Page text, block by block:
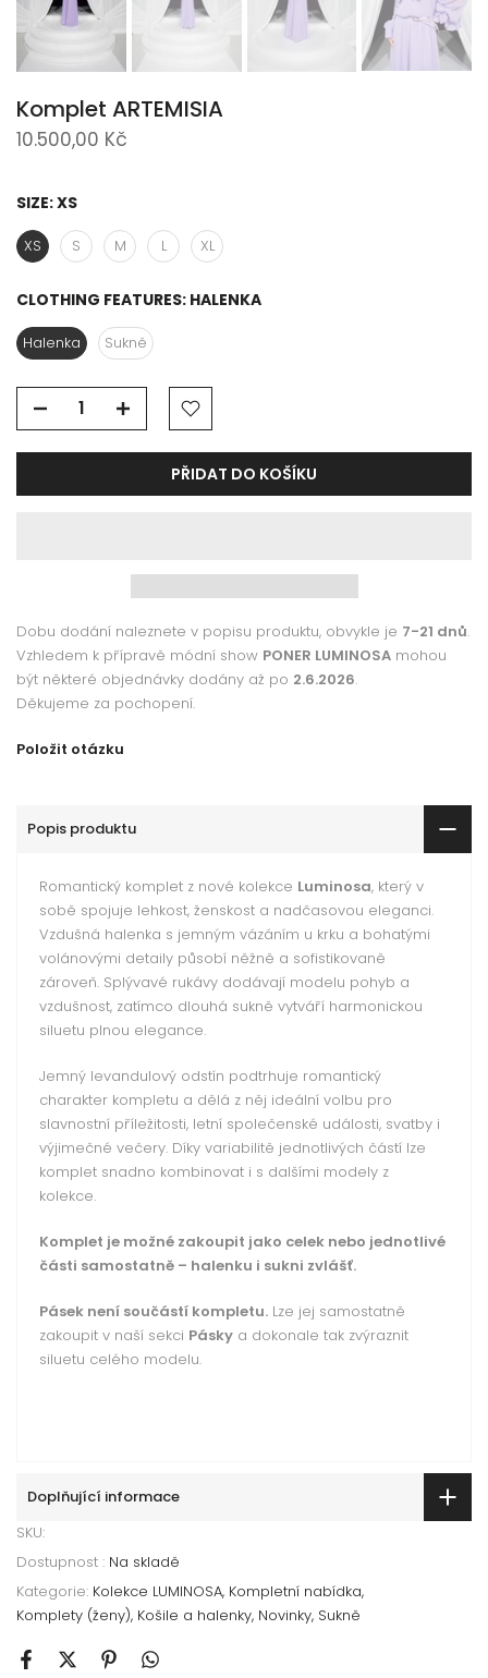
Komplet ARTEMISIA
10.500,00 Kč
SIZE:XS
XS S M L XL
CLOTHING FEATURES: HALENKA
Halenka Sukně
PŘIDAT DO KOŠÍKU
Dobu dodání naleznete v popisu produktu, obvykle je 7-21 dnů.
Vzhledem k přípravě módní show PONER LUMINOSA mohou
být některé objednávky dodány až po 2.6.2026.
Děkujeme za pochopení.
Položit otázku
Popis produktu
Romantický komplet z nové kolekce Luminosa, který v
sobě spojuje lehkost, ženskost a nadčasovou eleganci.
Vzdušná halenka s jemným vázáním u krku a bohatými
volánovými detaily působí něžně a sofistikovaně
zároveň. Splývavé rukávy dodávají modelu pohyb a
vzdušnost, zatímco dlouhá sukně vytváří harmonickou
siluetu plnou elegance.
Jemný levandulový odstín podtrhuje romantický
charakter kompletu a dělá z něj ideální volbu pro
slavnostní příležitosti, letní společenské události, svatby i
výjimečné večery. Díky variabilitě jednotlivých částí lze
komplet snadno kombinovat i s dalšími modely z
kolekce.
Komplet je možné zakoupit jako celek nebo jednotlivé
části samostatně – halenku i sukni zvlášť.
Pásek není součástí kompletu. Lze jej samostatně
zakoupit v naší sekci Pásky a dokonale tak zvýraznit
siluetu celého modelu.
Doplňující informace
SKU:
Dostupnost : Na skladě
Kategorie: Kolekce LUMINOSA Kompletní nabídka
Komplety (ženy) Košile a halenky Novinky Sukně